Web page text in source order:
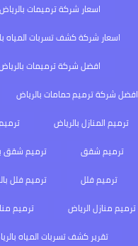
اسعار شركة ترميمات بالرياض
اسعار شركة كشف تسربات المياه
افضل شركة ترميمات
افضل شركة ترميم حمامات بالرياض
ترميم المنازل بالرياض
ترميم شقق
ترميم شقق
ترميم فلل
ترميم فلل
ترميم منازل الرياض
ترميم
تقرير كشف تسربات المياه